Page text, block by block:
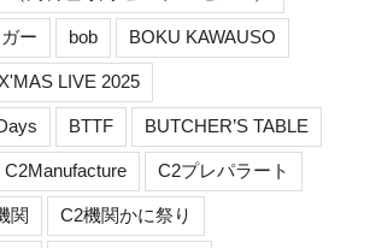
ー bob BOKU KAWAUSO
LIVE 2025
BTTF BUTCHER’S TABLE
C2Manufacture C2プレパラート
関 C2機関かに祭り